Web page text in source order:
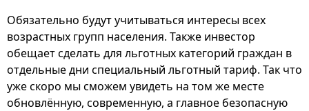
Обязательно будут учитываться интересы всех
возрастных групп населения. Также инвестор
обещает сделать для льготных категорий граждан в
отдельные дни специальный льготный тариф. Так что
уже скоро мы сможем увидеть на том же месте
обновлённую, современную, а главное безопасную